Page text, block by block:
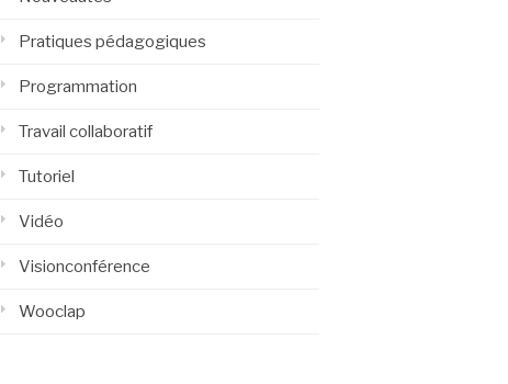
Pratiques pédagogiques
Programmation
Travail collaboratif
Tutoriel
Vidéo
Visionconférence
Wooclap